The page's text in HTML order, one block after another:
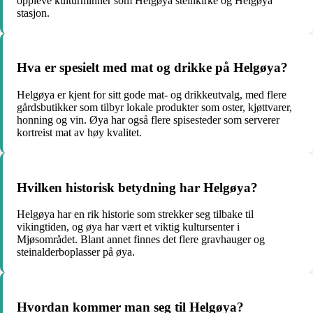
stasjon.
Hva er spesielt med mat og drikke på Helgøya?
Helgøya er kjent for sitt gode mat- og drikkeutvalg, med flere
gårdsbutikker som tilbyr lokale produkter som oster, kjøttvarer,
honning og vin. Øya har også flere spisesteder som serverer
kortreist mat av høy kvalitet.
Hvilken historisk betydning har Helgøya?
Helgøya har en rik historie som strekker seg tilbake til
vikingtiden, og øya har vært et viktig kultursenter i
Mjøsområdet. Blant annet finnes det flere gravhauger og
steinalderboplasser på øya.
Hvordan kommer man seg til Helgøya?